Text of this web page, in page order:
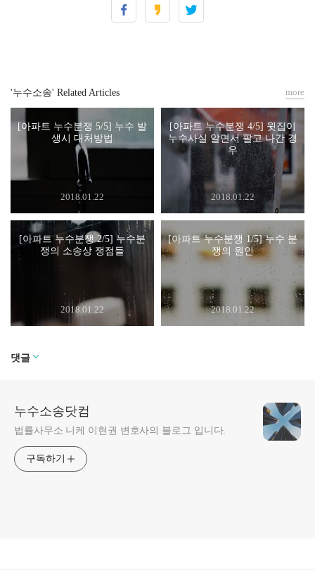
'누수소송' Related Articles
[아파트 누수분쟁 5/5] 누수 발
생시 대처방법
2018.01.22
[아파트 누수분쟁 4/5] 윗집이
누수사실 알면서 팔고 나간 경
우
2018.01.22
[아파트 누수분쟁 2/5] 누수분
쟁의 소송상 쟁점들
2018.01.22
[아파트 누수분쟁 1/5] 누수 분
쟁의 원인
2018.01.22
more
댓글
누수소송닷컴
법률사무소 니케 이현권 변호사의 블로그 입니다.
구독하기